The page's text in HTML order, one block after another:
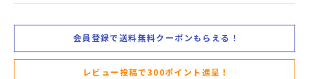
会員登録で送料無料クーポンもらえる！
レビュー投稿で300ポイント進呈！